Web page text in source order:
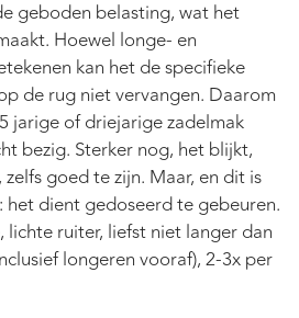
geboden belasting, wat het
Hoewel longe- en
kan het de specifieke
de rug niet vervangen. Daarom
jarige of driejarige zadelmak
bezig. Sterker nog, het blijkt,
goed te zijn. Maar, en dit is
het dient gedoseerd te gebeuren.
lichte ruiter, liefst niet langer dan
longeren vooraf), 2-3x per